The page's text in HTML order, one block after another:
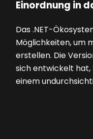
Einordnung in
Das .NET-
Möglichkeiten, um
erstellen. Die
sich entwickelt hat,
einem